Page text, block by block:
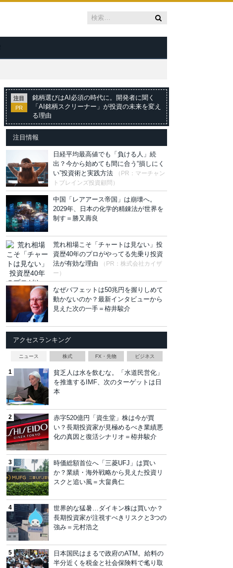
注目
PR
銘柄選びはAI必須の時代に。開発者に聞く
「AI銘柄スクリーナー」が投資の未来を変え
る理由
注目情報
日経平均最高値でも「負ける人」続
出？今から始めても間に合う“損しにく
い”投資術と実践方法
（PR：マーチャン
トブレインズ投資顧問）
中国「レアアース帝国」は崩壊へ。
2029年、日本の化学的精錬法が世界を
制す＝勝又壽良
荒れ相場こそ「チャートは見ない」投
資歴40年のプロがやってる先乗り投資
法が有効な理由
（PR：株式会社カイザ
ー）
なぜバフェットは50兆円を握りしめて
動かないのか？最新インタビューから
見えた次の一手＝栫井駿介
アクセスランキング
ニュース 株式 FX・先物 ビジネス
貧乏人は水を飲むな。「水道民営化」
を推進するIMF、次のターゲットは日
本
赤字520億円「資生堂」株は今が買
い？長期投資家が見極めるべき業績悪
化の真因と復活シナリオ＝栫井駿介
時価総額首位へ「三菱UFJ」は買い
か？業績・海外戦略から見えた投資リ
スクと追い風＝大畠典仁
世界的な猛暑…ダイキン株は買いか？
長期投資家が注視すべきリスクと3つの
強み＝元村浩之
日本国民はまるで政府のATM。給料の
半分近くを税金と社会保険料で毟り取